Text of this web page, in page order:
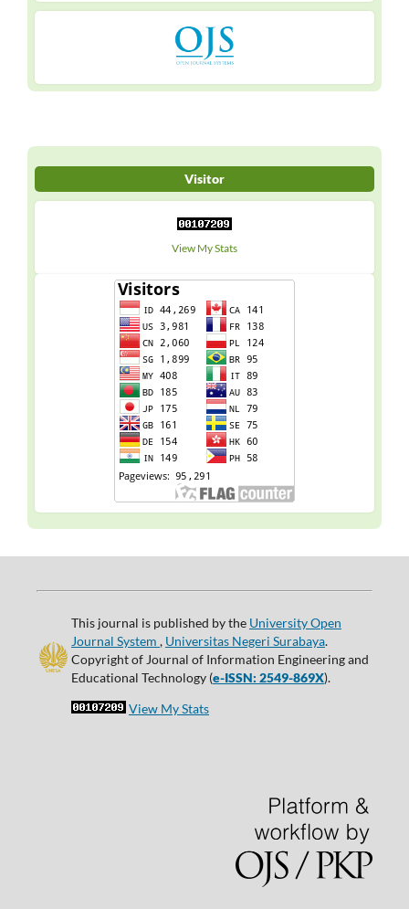
Visitor
View My Stats
This journal is published by the University Open
Journal System , Universitas Negeri Surabaya.
Copyright of Journal of Information Engineering and
Educational Technology (e-ISSN: 2549-869X).
View My Stats